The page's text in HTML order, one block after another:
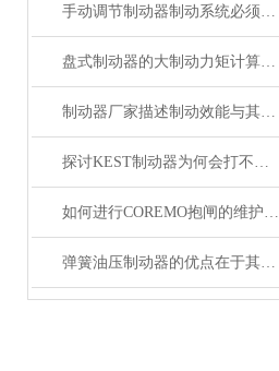
手动调节制动器制动系统必须具备的功能
盘式制动器的大制动力矩计算如何做？
制动器厂家描述制动效能与其恒定性的研究
探讨KEST制动器为何会打不开？
如何进行COREMO抱闸的维护保养
弹簧油压制动器的优点在于其优异的制动性能和稳定性